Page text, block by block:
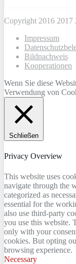
Copyright 2016 2017
Impressum
Bildnachweis
Kooperationen
Wenn Sie diese
Verwendung von
Schließen
Privacy Overview
This website uses
navigate through the
categorized as
essential for the
also use third-party
you use this website.
only with your
cookies. But opting
browsing experience.
Necessary